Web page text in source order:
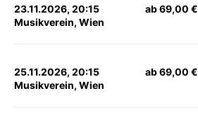
23.11.2026, 20:15
Musikverein, Wien
ab 69,00 €
25.11.2026, 20:15
Musikverein, Wien
ab 69,00 €